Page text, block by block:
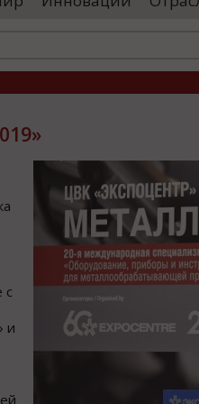
удостоверяющими
с
и